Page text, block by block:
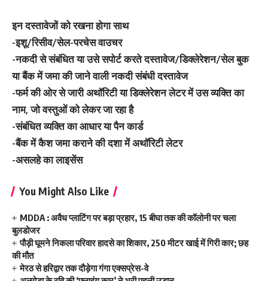
इन दस्तावेजों को रखना होगा साथ
-इशू/रिसीव/सेल-परचेस वाउचर
-नकदी से संबंधित या उसे सपोर्ट करते दस्तावेज/डिक्लेरेशन/सेल बुक
या बैंक में जमा की जाने वाली नकदी संबंधी दस्तावेज
-फर्म की ओर से जारी अथॉरिटी या डिक्लेरेशन लेटर में उस व्यक्ति का
नाम, जो वस्तुओं को लेकर जा रहा है
-संबंधित व्यक्ति का आधार या पैन कार्ड
-बैंक में कैश जमा कराने की दशा में अथॉरिटी लेटर
-असलहे का लाइसेंस
You Might Also Like
MDDA : अवैध प्लाटिंग पर बड़ा प्रहार, 15 बीघा तक की कॉलोनी पर चला
बुलडोजर
पौड़ी घूमने निकला परिवार हादसे का शिकार, 250 मीटर खाई में गिरी कार; छह
की मौत
मेरठ से हरिद्वार तक दौड़ेगा गंगा एक्सप्रेस-वे